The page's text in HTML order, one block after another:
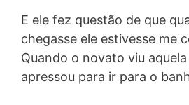
E ele fez questão de que
chegasse ele estivesse me
Quando o novato viu
apressou para ir para o